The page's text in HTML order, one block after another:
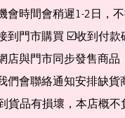
會時間會稍遲1-2日，
到門市購買 ☑️收到付款
店與門市同步發售商品
們會聯絡通知安排缺貨
貨品有損壞，本店概不